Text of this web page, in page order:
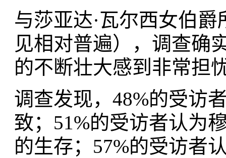
与莎亚达·瓦尔西女伯
见相对普遍），调查确
的不断壮大感到非常担
调查发现，48%的受访
致；51%的受访者认为
的生存；57%的受访者